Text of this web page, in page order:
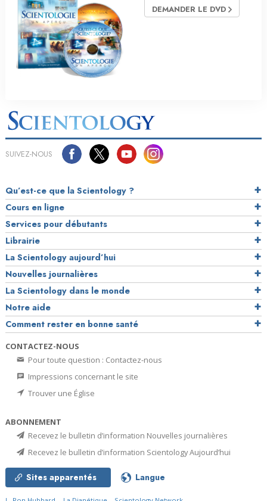
DEMANDER LE DVD
SUIVEZ-NOUS
Qu’est-ce que la Scientology ?
Cours en ligne
Services pour débutants
Librairie
La Scientology aujourd’hui
Nouvelles journalières
La Scientology dans le monde
Notre aide
Comment rester en bonne santé
CONTACTEZ-NOUS
Pour toute question : Contactez-nous
Impressions concernant le site
Trouver une Église
ABONNEMENT
Recevez le bulletin d’information Nouvelles journalières
Recevez le bulletin d’information Scientology Aujourd’hui
Sites apparentés Langue